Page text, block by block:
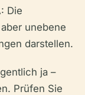
Die
unebene
darstellen.
ja –
Prüfen Sie